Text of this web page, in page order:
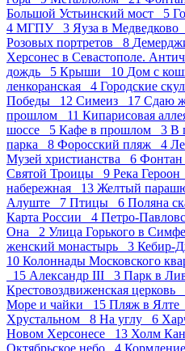
Большой Устьинский мост 5
4 МГПУ 3 Яуза в
Розовых портретов 8
Херсонес в Севастополе.
дождь 5 Крыши 10 Дом с
ленкоранская 4 Городские
Победы 12 Симеиз 17 Сдаю
прошлом 11 Кипарисовая
шоссе 5 Кафе в прошлом 3 В
парка 8 Форосский пляж 4
Музей христианства 6
Святой Троицы 9 Река
набережная 13 Желтый
Алуште 7 Птицы 6 Поляна
Карта России 4 Петро-
Она 2 Улица Горького в
женский монастырь 3 Кебир-
10 Колоннады Московского
15 Александр III 3 Парк в
Крестовоздвиженская церковь
Море и чайки 15 Пляж в
Хрустальном 8 На углу 6
Новом Херсонесе 13 Холм
Октябрьское небо 4